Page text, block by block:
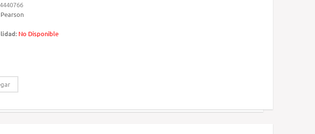
Pearson
No Disponible